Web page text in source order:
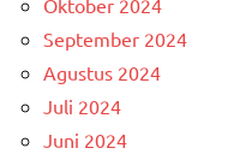
Oktober 2024
September 2024
Agustus 2024
Juli 2024
Juni 2024